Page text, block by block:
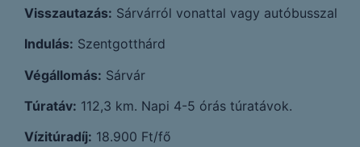
Visszautazás: Sárvárról vonattal vagy autóbusszal
Indulás: Szentgotthárd
Végállomás: Sárvár
Túratáv: 112,3 km. Napi 4-5 órás túratávok.
Vízitúradíj: 18.900 Ft/fő